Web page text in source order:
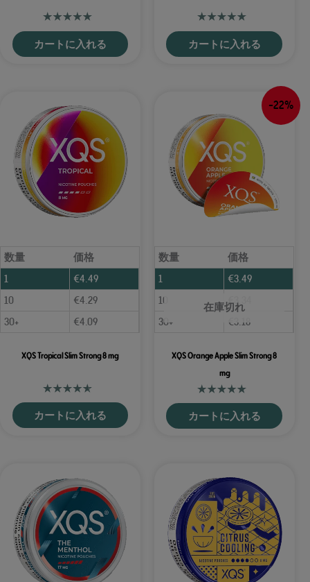
カートに入れる カートに入れる
数量
価格
1
€4.49
10
€4.29
30+
€4.09
XQS Tropical Slim Strong 8 mg
カートに入れる
-22%
数量
価格
1
€3.49
10
€3.34
30+
€ 3.18
在庫切れ
XQS Orange Apple Slim Strong 8
mg
カートに入れる